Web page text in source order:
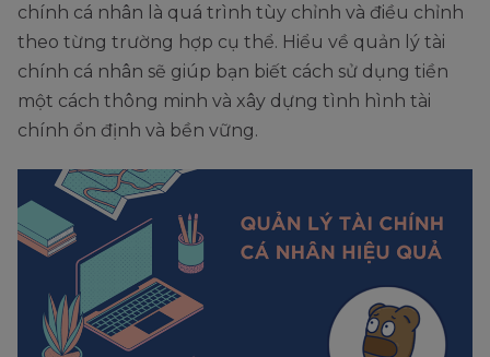
chính cá nhân là quá trình tùy chỉnh và điều chỉnh
theo từng trường hợp cụ thể. Hiểu về quản lý tài
chính cá nhân sẽ giúp bạn biết cách sử dụng tiền
một cách thông minh và xây dựng tình hình tài
chính ổn định và bền vững.